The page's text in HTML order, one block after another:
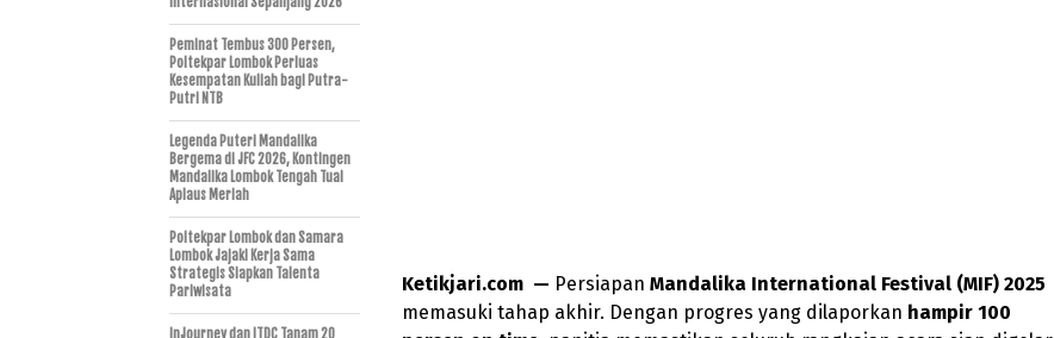
Ketikjari.com — Persiapan Mandalika International Festival (MIF) 2025
memasuki tahap akhir. Dengan progres yang dilaporkan hampir 100
Peminat Tembus 300 Persen,
Poltekpar Lombok Perluas
Kesempatan Kuliah bagi Putra-
Putri NTB
Legenda Puteri Mandalika
Bergema di JFC 2026, Kontingen
Mandalika Lombok Tengah Tuai
Aplaus Meriah
Poltekpar Lombok dan Samara
Lombok Jajaki Kerja Sama
Strategis Siapkan Talenta
Pariwisata
InJourney dan ITDC Tanam 20